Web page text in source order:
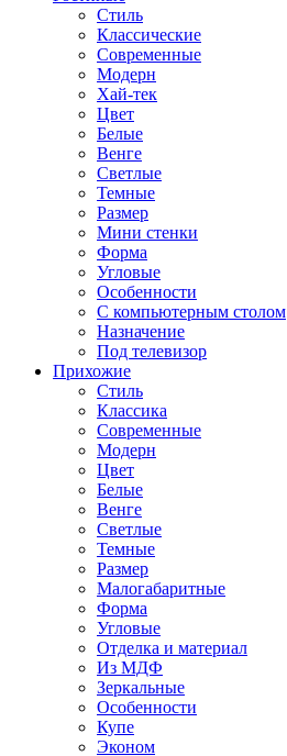
Стиль
Классические
Современные
Модерн
Хай-тек
Цвет
Белые
Венге
Светлые
Темные
Размер
Мини стенки
Форма
Угловые
Особенности
С компьютерным столом
Назначение
Под телевизор
Прихожие
Стиль
Классика
Современные
Модерн
Цвет
Белые
Венге
Светлые
Темные
Размер
Малогабаритные
Форма
Угловые
Отделка и материал
Из МДФ
Зеркальные
Особенности
Купе
Эконом